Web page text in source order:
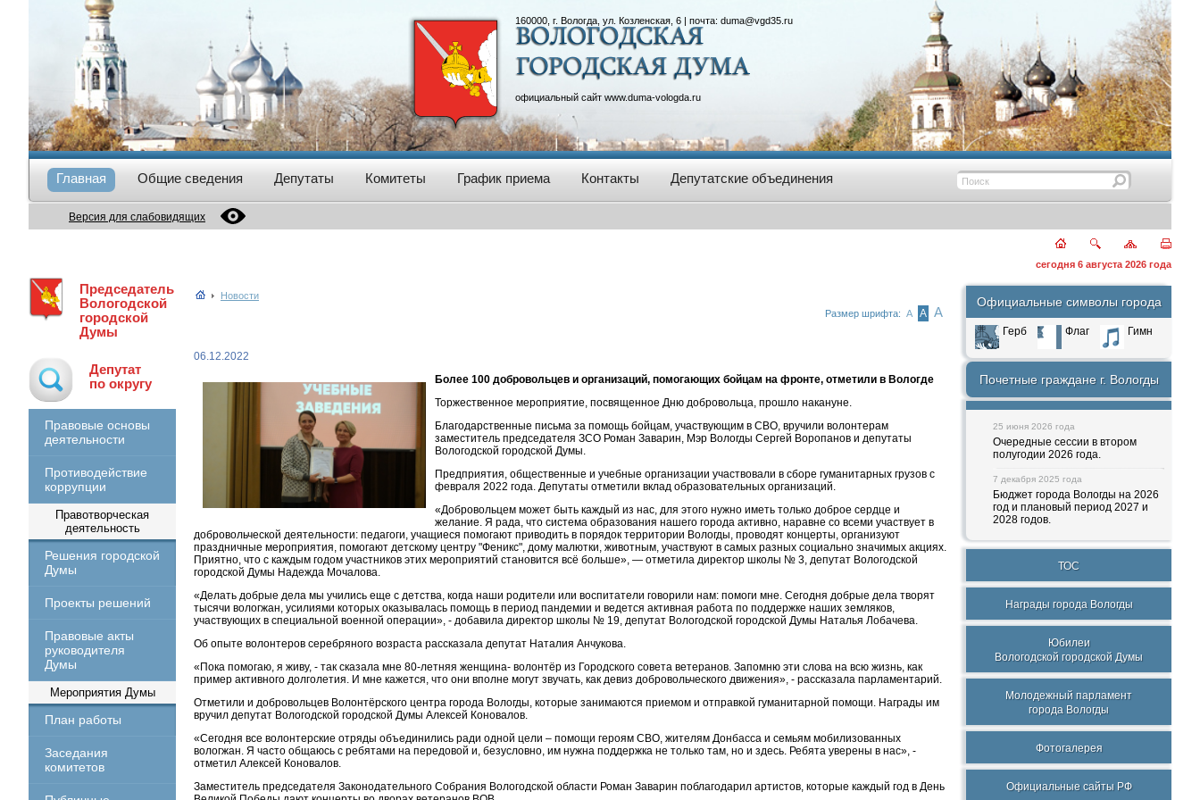
160000, г. Вологда, ул. Козленская, 6 | почта: duma@vgd35.ru
официальный сайт www.duma-vologda.ru
Главная Общие сведения Депутаты Комитеты График приема Контакты Депутатские объединения
Версия для слабовидящих
сегодня 6 августа 2026 года
Председатель
Вологодской
городской
Думы
Депутат
по округу
Правовые основы
деятельности
Противодействие
коррупции
Правотворческая
деятельность
Решения городской
Думы
Проекты решений
Правовые акты
руководителя
Думы
Мероприятия Думы
План работы
Заседания
комитетов
Новости
Размер шрифта: А А А
06.12.2022
Более 100 добровольцев и организаций, помогающих бойцам на фронте, отметили в Вологде
Торжественное мероприятие, посвященное Дню добровольца, прошло накануне.
Благодарственные письма за помощь бойцам, участвующим в СВО, вручили волонтерам
заместитель председателя ЗСО Роман Заварин, Мэр Вологды Сергей Воропанов и депутаты
Вологодской городской Думы.
Предприятия, общественные и учебные организации участвовали в сборе гуманитарных грузов с
февраля 2022 года. Депутаты отметили вклад образовательных организаций.
«Добровольцем может быть каждый из нас, для этого нужно иметь только доброе сердце и
желание. Я рада, что система образования нашего города активно, наравне со всеми участвует в
добровольческой деятельности: педагоги, учащиеся помогают приводить в порядок территории Вологды, проводят концерты, организуют
праздничные мероприятия, помогают детскому центру "Феникс", дому малютки, животным, участвуют в самых разных социально значимых акциях.
Приятно, что с каждым годом участников этих мероприятий становится всё больше», — отметила директор школы № 3, депутат Вологодской
городской Думы Надежда Мочалова.
«Делать добрые дела мы учились еще с детства, когда наши родители или воспитатели говорили нам: помоги мне. Сегодня добрые дела творят
тысячи вологжан, усилиями которых оказывалась помощь в период пандемии и ведется активная работа по поддержке наших земляков,
участвующих в специальной военной операции», - добавила директор школы № 19, депутат Вологодской городской Думы Наталья Лобачева.
Об опыте волонтеров серебряного возраста рассказала депутат Наталия Анчукова.
«Пока помогаю, я живу, - так сказала мне 80-летняя женщина- волонтёр из Городского совета ветеранов. Запомню эти слова на всю жизнь, как
пример активного долголетия. И мне кажется, что они вполне могут звучать, как девиз добровольческого движения», - рассказала парламентарий.
Отметили и добровольцев Волонтёрского центра города Вологды, которые занимаются приемом и отправкой гуманитарной помощи. Награды им
вручил депутат Вологодской городской Думы Алексей Коновалов.
«Сегодня все волонтерские отряды объединились ради одной цели – помощи героям СВО, жителям Донбасса и семьям мобилизованных
вологжан. Я часто общаюсь с ребятами на передовой и, безусловно, им нужна поддержка не только там, но и здесь. Ребята уверены в нас», -
отметил Алексей Коновалов.
Заместитель председателя Законодательного Собрания Вологодской области Роман Заварин поблагодарил артистов, которые каждый год в День
Официальные символы города
Герб Флаг Гимн
Почетные граждане г. Вологды
25 июня 2026 года
Очередные сессии в втором
полугодии 2026 года.
7 декабря 2025 года
Бюджет города Вологды на 2026
год и плановый период 2027 и
2028 годов.
ТОС
Награды города Вологды
Юбилеи
Вологодской городской Думы
Молодежный парламент
города Вологды
Фотогалерея
Официальные сайты РФ